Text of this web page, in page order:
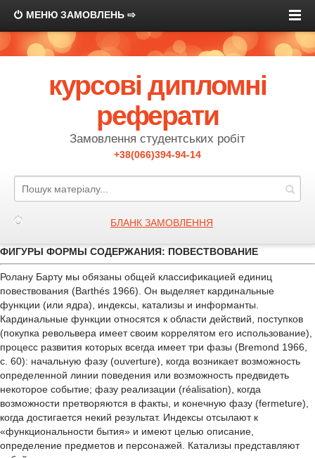
МЕНЮ ЗАМОВЛЕНЬ ⇨
курсові дипломні
реферати
Замовлення студентських робіт
+38(066)394-94-14
БЛАНК ЗАМОВЛЕННЯ
ФИГУРЫ ФОРМЫ СОДЕРЖАНИЯ: ПОВЕСТВОВАНИЕ
Ролану Барту мы обязаны общей классификацией единиц
повествования (Barthés 1966). Он выделяет кардинальные
функции (или ядра), индексы, катализы и информанты.
Кардинальные функции относятся к области действий, поступков
(покупка револьвера имеет своим коррелятом его использование),
процесс развития которых всегда имеет три фазы (Bremond 1966,
с. 60): начальную фазу (ouverture), когда возникает возможность
определенной линии поведения или возможность предвидеть
некоторое событие; фазу реализации (réalisation), когда
возможности претворяются в факты, и конечную фазу (fermeture),
когда достигается некий результат. Индексы отсылают к
«функциональности бытия» и имеют целью описание,
определение предметов и персонажей. Катализы представляют